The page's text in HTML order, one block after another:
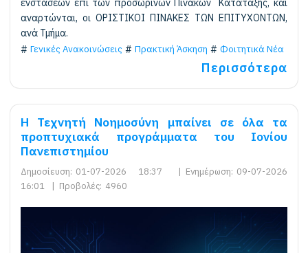
ενστάσεων επί των προσωρινών Πινάκων Κατάταξης, και
αναρτώνται, οι ΟΡΙΣΤΙΚΟΙ ΠΙΝΑΚΕΣ ΤΩΝ ΕΠΙΤΥΧΟΝΤΩΝ,
ανά Τμήμα.
Γενικές Ανακοινώσεις
Πρακτική Άσκηση Φοιτητικά Νέα
Περισσότερα
Η Τεχνητή Νοημοσύνη μπαίνει σε όλα τα
προπτυχιακά προγράμματα του Ιονίου
Πανεπιστημίου
Δημοσίευση: 01-07-2026 18:37 | Ενημέρωση: 09-07-2026
16:01
| Προβολές: 4960